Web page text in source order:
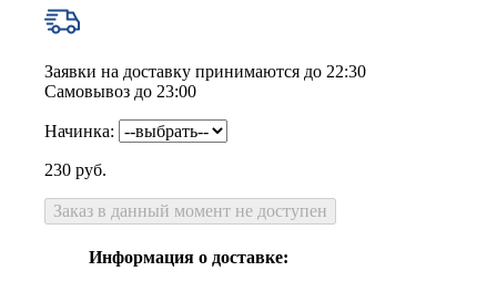
Заявки на доставку принимаются до 22:30
Самовывоз до 23:00
Начинка:
230 руб.
Заказ в данный момент не доступен
Информация о доставке: